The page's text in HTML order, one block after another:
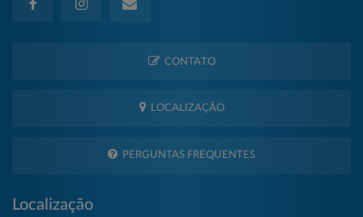
CONTATO
LOCALIZAÇÃO
PERGUNTAS FREQUENTES
Localização